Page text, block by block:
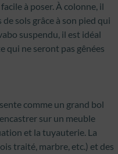
à poser. À colonne, il
sols grâce à son pied qui
suspendu, il est idéal
qui ne seront pas gênées
comme un grand bol
sur un meuble
et la tuyauterie. La
traité, marbre, etc.) et des